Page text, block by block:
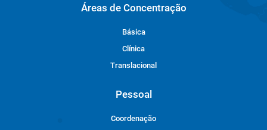
Áreas de Concentração
Básica
Clínica
Translacional
Pessoal
Coordenação